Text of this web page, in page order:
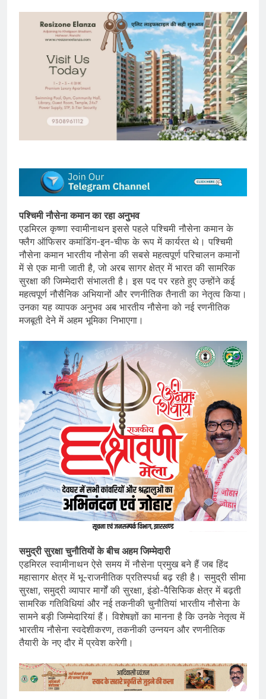
पश्चिमी नौसेना कमान का रहा अनुभव
एडमिरल कृष्णा स्वामीनाथन इससे पहले पश्चिमी नौसेना कमान के
फ्लैग ऑफिसर कमांडिंग-इन-चीफ के रूप में कार्यरत थे। पश्चिमी
नौसेना कमान भारतीय नौसेना की सबसे महत्वपूर्ण परिचालन कमानों
में से एक मानी जाती है, जो अरब सागर क्षेत्र में भारत की सामरिक
सुरक्षा की जिम्मेदारी संभालती है। इस पद पर रहते हुए उन्होंने कई
महत्वपूर्ण नौसैनिक अभियानों और रणनीतिक तैनाती का नेतृत्व किया।
उनका यह व्यापक अनुभव अब भारतीय नौसेना को नई रणनीतिक
मजबूती देने में अहम भूमिका निभाएगा।
समुद्री सुरक्षा चुनौतियों के बीच अहम जिम्मेदारी
एडमिरल स्वामीनाथन ऐसे समय में नौसेना प्रमुख बने हैं जब हिंद
महासागर क्षेत्र में भू-राजनीतिक प्रतिस्पर्धा बढ़ रही है। समुद्री सीमा
सुरक्षा, समुद्री व्यापार मार्गों की सुरक्षा, इंडो-पैसिफिक क्षेत्र में बढ़ती
सामरिक गतिविधियां और नई तकनीकी चुनौतियां भारतीय नौसेना के
सामने बड़ी जिम्मेदारियां हैं। विशेषज्ञों का मानना है कि उनके नेतृत्व में
भारतीय नौसेना स्वदेशीकरण, तकनीकी उन्नयन और रणनीतिक
तैयारी के नए दौर में प्रवेश करेगी।